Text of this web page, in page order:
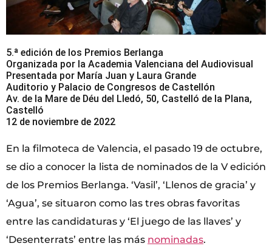
5.ª edición de los Premios Berlanga
Organizada por la Academia Valenciana del Audiovisual
Presentada por María Juan y Laura Grande
Auditorio y Palacio de Congresos de Castellón
Av. de la Mare de Déu del Lledó, 50, Castelló de la Plana,
Castelló
12 de noviembre de 2022
En la filmoteca de Valencia, el pasado 19 de octubre,
se dio a conocer la lista de nominados de la V edición
de los Premios Berlanga. ‘Vasil’, ‘Llenos de gracia’ y
‘Agua’, se situaron como las tres obras favoritas
entre las candidaturas y ‘El juego de las llaves’ y
‘Desenterrats’ entre las más nominadas.